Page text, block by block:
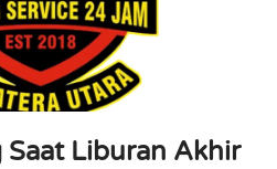
Liburan Akhir